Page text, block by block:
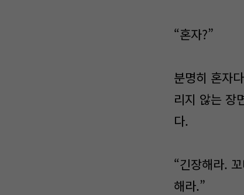
“혼자?”
분명히 혼자
리지 않는 장
다.
“긴장해라.
해라.”